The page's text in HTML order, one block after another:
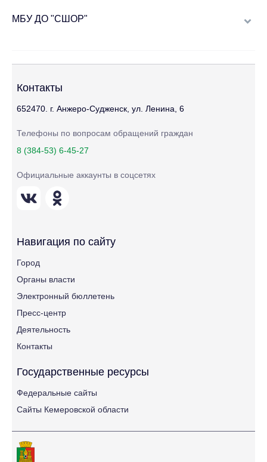
МБУ ДО "СШОР"
Контакты
652470. г. Анжеро-Судженск, ул. Ленина, 6
Телефоны по вопросам обращений граждан
8 (384-53) 6-45-27
Официальные аккаунты в соцсетях
Навигация по сайту
Город
Органы власти
Электронный бюллетень
Пресс-центр
Деятельность
Контакты
Государственные ресурсы
Федеральные сайты
Сайты Кемеровской области